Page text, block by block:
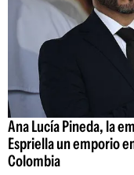
Ana Lucía Pineda, la
Espriella un emporio
Colombia